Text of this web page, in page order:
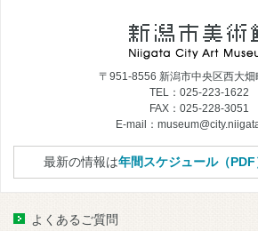
〒951-8556 新潟市中央区西大
TEL：025-223-1622
FAX：025-228-3051
E-mail：
最新の情報は年間スケジュール（PDF
よくあるご質問